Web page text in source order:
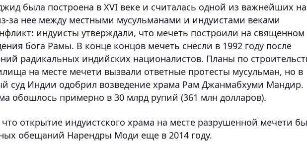
была построена в XVI веке и считалась одной из важнейших на
за нее между местными мусульманами и индуистами веками
индуисты утверждали, что мечеть построили на священном
бога Рамы. В конце концов мечеть снесли в 1992 году после
радикальных индийских националистов. Планы по
на месте мечети вызвали ответные протесты мусульман, но в
суд Индии одобрил возведение храма Рам Джанмабхуми Мандир.
обошлось примерно в 30 млрд рупий (361 млн долларов).
что открытие индуистского храма на месте разрушенной мечети
обещаний Нарендры Моди еще в 2014 году.